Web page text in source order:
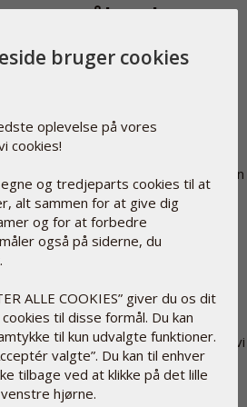
vedr.
login
kan Pharma Nord tilgå?
med din Facebook konto:
med din Facebook profil, giver du
Facebook profil. Offentligt indhold kan
omfatter dit navn, dit køn, dit
(kontonummer), dit profilbillede,
efternavn og email adresse.
med din Google konto:
konto, giver du os adgang til
og email adresse. Dog gemmer vi
email adresse.
opslag på min Facebook / Google
bruger cookies
oplevelse på vores
cookies!
og tredjeparts cookies til at
alt sammen for at give dig
og for at forbedre
også på siderne, du
ALLE COOKIES” giver du os dit
til disse formål. Du kan
til kun udvalgte funktioner.
valgte”. Du kan til enhver
tilbage ved at klikke på det lille
hjørne.